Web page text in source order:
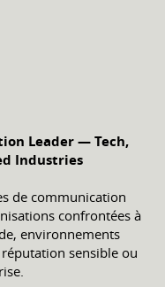
Leader — Tech,
Industries
de communication
confrontées à
environnements
sensible ou